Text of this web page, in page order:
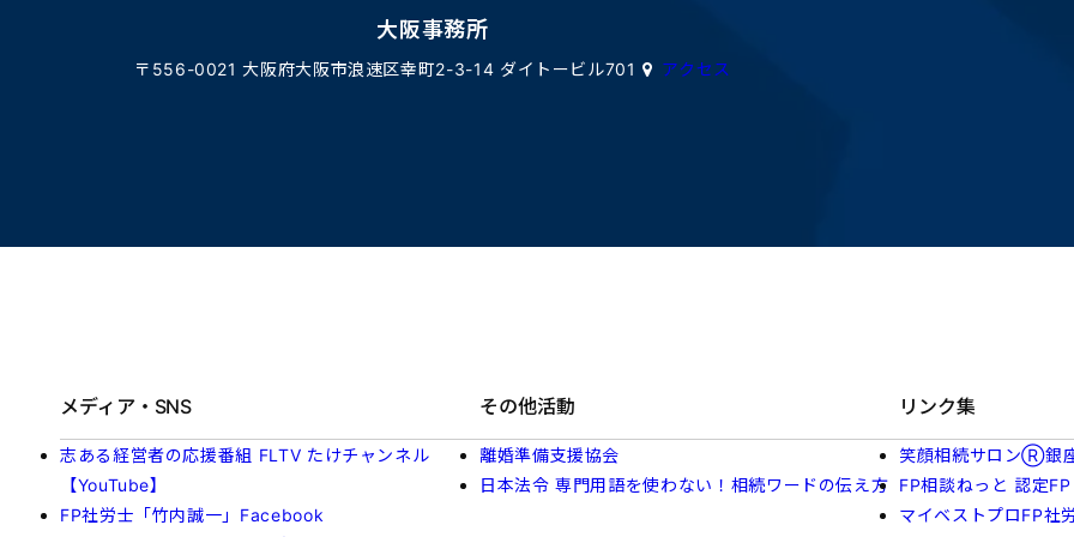
大阪事務所
〒556-0021 大阪府大阪市浪速区幸町2-3-14 ダイトービル701 アクセス
メディア・SNS
志ある経営者の応援番組 FLTV たけチャンネル
【YouTube】
FP社労士「竹内誠一」Facebook
その他活動
離婚準備支援協会
日本法令 専門用語を使わない！相続ワードの伝え方
リンク集
笑顔相続サロンⓇ銀
FP相談ねっと 認定FP
マイベストプロFP社